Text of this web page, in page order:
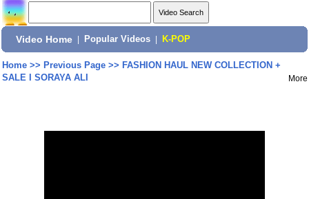
Video Home Popular Videos K-POP
Home>> Previous Page>> FASHION HAUL NEW COLLECTION +
SALE I SORAYA ALI
More